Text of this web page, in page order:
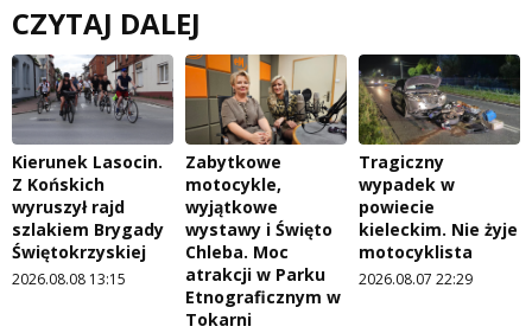
CZYTAJ DALEJ
Kierunek Lasocin.
Z Końskich
wyruszył rajd
szlakiem Brygady
Świętokrzyskiej
2026.08.08 13:15
Zabytkowe
motocykle,
wyjątkowe
wystawy i Święto
Chleba. Moc
atrakcji w Parku
Etnograficznym w
Tokarni
Tragiczny
wypadek w
powiecie
kieleckim. Nie żyje
motocyklista
2026.08.07 22:29